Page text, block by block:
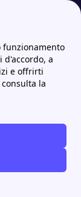
funzionamento
d'accordo, a
e offrirti
la